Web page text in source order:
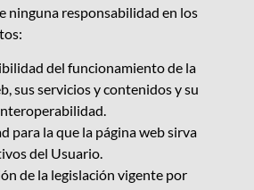
ninguna responsabilidad en los
del funcionamiento de la
sus servicios y contenidos y su
para la que la página web sirva
del Usuario.
de la legislación vigente por